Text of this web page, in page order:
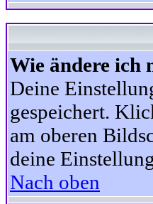
Wie ändere ich
Deine
gespeichert.
am oberen
deine
Nach oben